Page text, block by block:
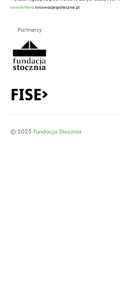
newsletterainnowacjespoleczne.pl
Partnerzy
© 2025 Fundacja Stocznia